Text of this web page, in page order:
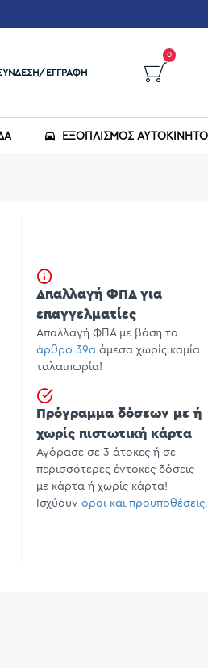
ΕΓΓΡΑΦΉ
0
ΕΞΟΠΛΙΣΜΌΣ
Απαλλαγή ΦΠΑ για
επαγγελματίες
Απαλλαγή ΦΠΑ με βάση το
άρθρο 39α άμεσα χωρίς καμία
ταλαιπωρία!
Πρόγραμμα δόσεων με ή
χωρίς πιστωτική κάρτα
Αγόρασε σε 3 άτοκες ή σε
περισσότερες έντοκες δόσεις
με κάρτα ή χωρίς κάρτα!
Ισχύουν όροι και προϋποθέσεις.